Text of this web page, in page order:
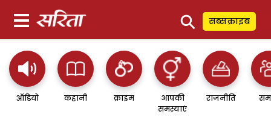
⚲ सब्सक्राइब
ऑडियो कहानी क्राइम
आपकी
समस्याएं
राजनीति